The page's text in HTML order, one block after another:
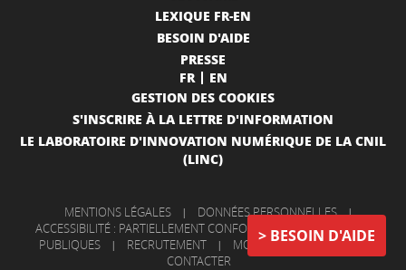
BESOIN D'AIDE
LEXIQUE FR-EN
BESOIN D'AIDE
PRESSE
FR
EN
GESTION DES COOKIES
S'INSCRIRE À LA LETTRE D'INFORMATION
LE LABORATOIRE D'INNOVATION NUMÉRIQUE DE LA CNIL
(LINC)
MENTIONS LÉGALES | DONNÉES PERSONNELLES |
ACCESSIBILITÉ : PARTIELLEMENT CONFORME
|
INFORMATIONS
PUBLIQUES
| RECRUTEMENT | MON COMPTE |
NOUS
CONTACTER